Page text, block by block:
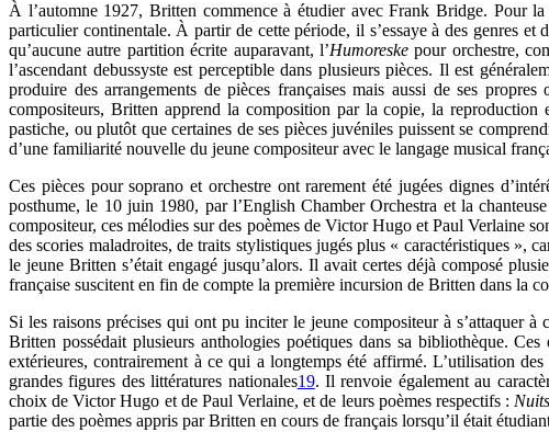
À l’automne 1927, Britten commence à étudier avec Frank Bridge. Pour
particulier continentale. À partir de cette période, il s’essaye à des genres
qu’aucune autre partition écrite auparavant, l’Humoreske pour orchestre,
l’ascendant debussyste est perceptible dans plusieurs pièces. Il est
produire des arrangements de pièces françaises mais aussi de ses propres
compositeurs, Britten apprend la composition par la copie, la reproduction
pastiche, ou plutôt que certaines de ses pièces juvéniles puissent se
d’une familiarité nouvelle du jeune compositeur avec le langage musical
Ces pièces pour soprano et orchestre ont rarement été jugées dignes
posthume, le 10 juin 1980, par l’English Chamber Orchestra et la
compositeur, ces mélodies sur des poèmes de Victor Hugo et Paul Verlaine
des scories maladroites, de traits stylistiques jugés plus « caractéristiques »,
le jeune Britten s’était engagé jusqu’alors. Il avait certes déjà composé
française suscitent en fin de compte la première incursion de Britten dans la
Si les raisons précises qui ont pu inciter le jeune compositeur à s’attaquer à
Britten possédait plusieurs anthologies poétiques dans sa bibliothèque.
extérieures, contrairement à ce qui a longtemps été affirmé. L’utilisation
grandes figures des littératures nationales19. Il renvoie également au
choix de Victor Hugo et de Paul Verlaine, et de leurs poèmes respectifs :
partie des poèmes appris par Britten en cours de français lorsqu’il était